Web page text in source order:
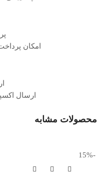
امکان
ارسال
محصولات مشابه
-15%